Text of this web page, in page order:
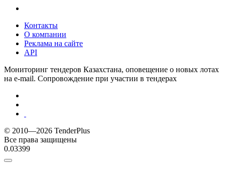
Контакты
О компании
Реклама на сайте
API
Мониторинг тендеров Казахстана, оповещение о новых лотах
на e-mail. Сопровождение при участии в тендерах
© 2010—2026 TenderPlus
Все права защищены
0.03399